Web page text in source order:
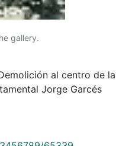
gallery.
al centro de la
Jorge Garcés